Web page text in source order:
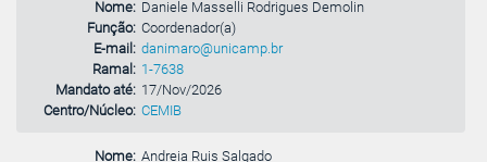
Nome: Daniele Masselli Rodrigues Demolin
Função: Coordenador(a)
E-mail: danimaro@unicamp.br
Ramal: 1-7638
Mandato até: 17/Nov/2026
Centro/Núcleo: CEMIB
Nome: Andreia Ruis Salgado